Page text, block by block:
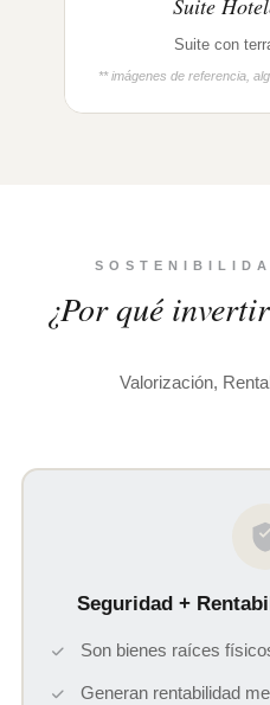
Suite
Suite con
** imágenes de referencia,
¿Por qué
Valorización,
Seguridad +
Son bienes raíces
Generan rentabilidad